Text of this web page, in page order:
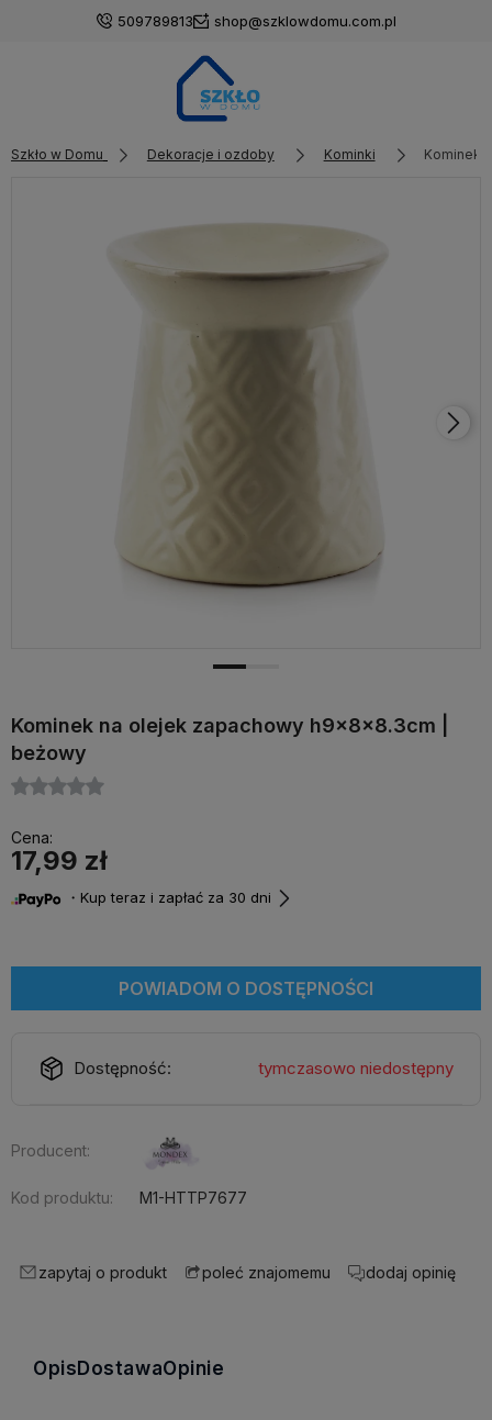
509789813 shop@szklowdomu.com.pl
Szkło w Domu Dekoracje i ozdoby Kominki Kominek
Kominek na olejek zapachowy h9x8x8.3cm |
beżowy
Cena:
17,99 zł
・Kup teraz i zapłać za 30 dni
POWIADOM O DOSTĘPNOŚCI
Dostępność: tymczasowo niedostępny
Producent:
Kod produktu: M1-HTTP7677
zapytaj o produkt poleć znajomemu dodaj opinię
OpisDostawaOpinie